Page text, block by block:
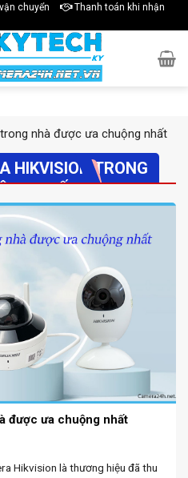
chuyển
Thanh toán khi nhận
nhà được ưa chuộng nhất
HIKVISION TRONG
NHẤT
được ưa chuộng nhất
Hikvision là thương hiệu đã thu